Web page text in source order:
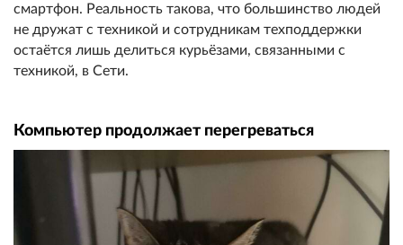
смартфон. Реальность такова, что большинство людей
не дружат с техникой и сотрудникам техподдержки
остаётся лишь делиться курьёзами, связанными с
техникой, в Сети.
Компьютер продолжает перегреваться